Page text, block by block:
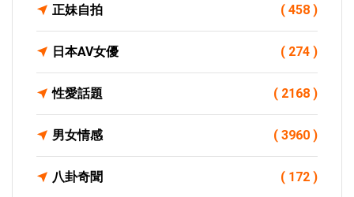
正妹自拍 ( 458 )
日本AV女優 ( 274 )
性愛話題 ( 2168 )
男女情感 ( 3960 )
八卦奇聞 ( 172 )